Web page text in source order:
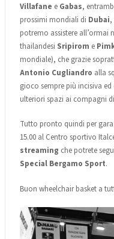
Villafane e Gabas,
prossimi mondiali di Dubai,
potremo assistere all’ormai
thailandesi Sripirom e
mondiale), che grazie
Antonio Cugliandro alla
gioco sempre più incisiva
ulteriori spazi ai compagni
Tutto pronto quindi per
15.00 al Centro sportivo
streaming che potrete
Special Bergamo Sport.
Buon wheelchair basket a